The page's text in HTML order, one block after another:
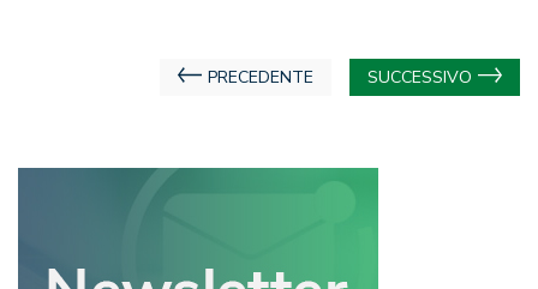
Navigazione
PRECEDENTE SUCCESSIVO